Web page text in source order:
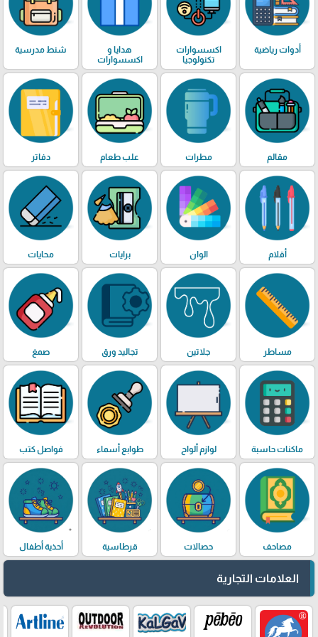
أدوات رياضية
اكسسوارات
تكنولوجيا
هدايا و
اكسسوارات
شنط مدرسية
مقالم مطرات علب طعام دفاتر
أقلام الوان برايات محايات
مساطر جلاتين تجاليد ورق صمغ
ماكنات حاسبة لوازم ألواح طوابع أسماء فواصل كتب
مصاحف حصالات قرطاسية أحذية أطفال
العلامات التجارية